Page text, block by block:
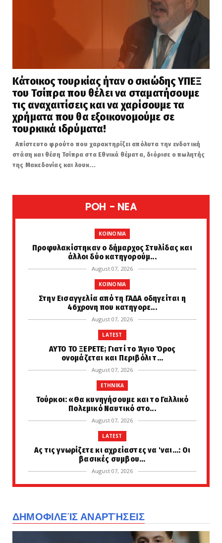
Κάτοικος τουρκίας ήταν ο σκιώδης ΥΠΕΞ
του Τσίπρα που θέλει να σταματήσουμε
τις αναχαιτίσεις και να χαρίσουμε τα
χρήματα που θα εξοικονομούμε σε
τουρκικά ιδρύματα!
Απίστευτο φρούτο που χαρακτηρίζει απόλυτα την ενδοτική
στάση και θέση Τσίπρα στα Εθνικά θέματα, διόρισε ο πωλητής
της Μακεδονίας και λουκ...
POH - NEA
KOINONIA
Προφυλακίστηκαν ο δήμαρχος Στυλίδας και
άλλοι δύο κατηγορούμ...
August 07, 2026
KOINONIA
Στην Εισαγγελία από τη ΓΑΔΑ οδηγείται η
46χρονη που κατηγορε...
August 07, 2026
LATEST
ΑΥΤΟ ΤΟ ΞΕΡΕΤΕ; Γιατί το Άγιο Όρος
ονομάζεται και Περιβόλι τ...
August 07, 2026
ETHNIKA
Τούρκοι: «Θα κυνηγήσουμε και το Γαλλικό
Πολεμικό Ναυτικό στο...
August 07, 2026
LATEST
Ας τις γνωρίζετε κι αχρείαστες να 'ναι...: Οι
βασικές συμβου...
August 07, 2026
FAVORI
August 07, 2026
ΔΗΜΟΦΙΛΕΊΣ ΑΝΑΡΤΉΣΕΙΣ